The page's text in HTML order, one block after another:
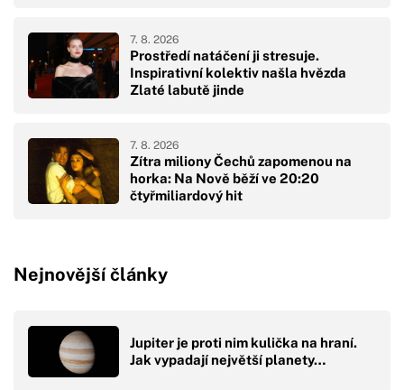
Prostředí natáčení ji stresuje.
Inspirativní kolektiv našla hvězda
Zlaté labutě jinde
7. 8. 2026
Zítra miliony Čechů zapomenou na
horka: Na Nově běží ve 20:20
čtyřmiliardový hit
7. 8. 2026
Nejnovější články
Jupiter je proti nim kulička na hraní.
Jak vypadají největší planety…